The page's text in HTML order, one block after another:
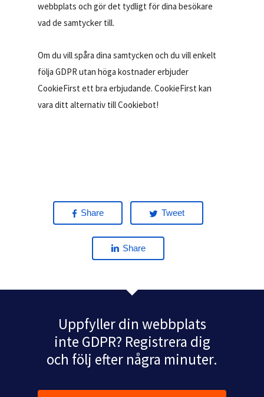
webbplats och gör det tydligt för dina besökare
vad de samtycker till.
Om du vill spåra dina samtycken och du vill enkelt
följa GDPR utan höga kostnader erbjuder
CookieFirst ett bra erbjudande. CookieFirst kan
vara ditt alternativ till Cookiebot!
Share Tweet
Share
Uppfyller din webbplats
inte GDPR? Registrera dig
och följ efter några minuter.